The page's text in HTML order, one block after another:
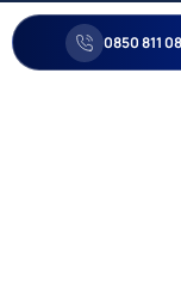
0850
0850 811